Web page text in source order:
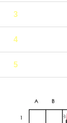
3
4
5